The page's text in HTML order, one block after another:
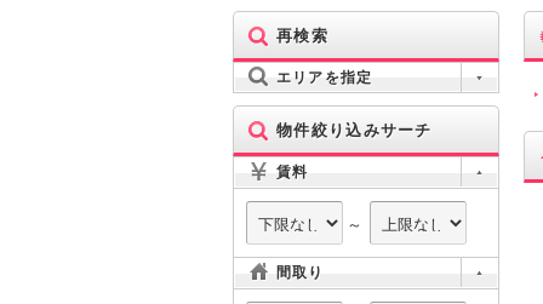
再検索
エリアを指定
物件絞り込みサーチ
賃料
～
間取り